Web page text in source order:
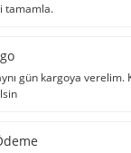
tamamla.
gün kargoya verelim.